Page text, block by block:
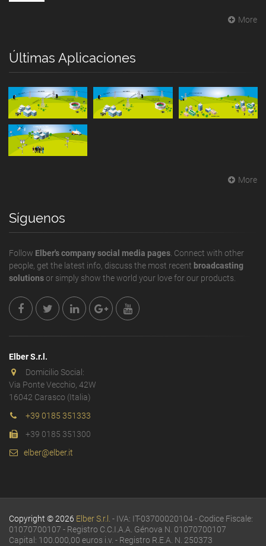
More
Últimas Aplicaciones
More
Síguenos
Follow Elber's company social media pages . Connect with other
people, get the latest info, discuss the most recent broadcasting
solutionsor simply show the world your love for our products.
Elber S.r.l.
Domicilio Social:
Via Ponte Vecchio, 42W
16042 Carasco (Italia)
+39 0185 351333
+39 0185 351300
elber@elber.it
Copyright © 2026 Elber S.r.l.
- IVA: IT-03700020104 - Codice Fiscale:
01070700107 - Registro C.C.I.A.A. Génova N. 01070700107
Capital: 100.000,00 euros i.v. - Registro R.E.A. N. 250373